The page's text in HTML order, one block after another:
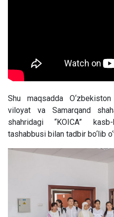
Shu maqsadda
viloyat va Samarqand
shahridagi “KOICA”
tashabbusi bilan tadbir bo‘lib